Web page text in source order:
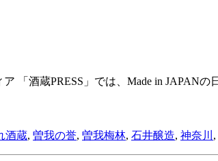
「酒蔵PRESS」では、Made in JAPAN
酒蔵, 曽我の誉, 曽我梅林, 石井醸造, 神奈川 ,